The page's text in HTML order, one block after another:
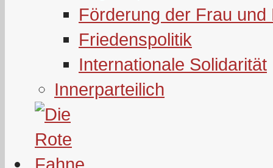
Förderung der Frau und
Friedenspolitik
Internationale Solidarität
Innerparteilich